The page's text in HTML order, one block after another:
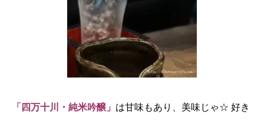
「四万十川・純米吟醸」 は甘味もあり、美味じゃ☆ 好き